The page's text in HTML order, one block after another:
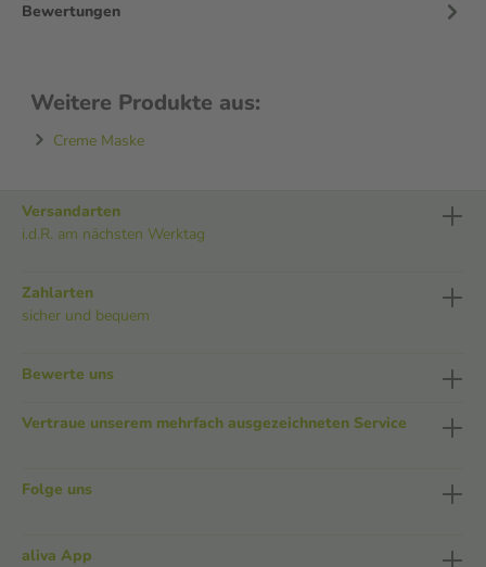
Bewertungen
Weitere Produkte aus:
Creme Maske
Versandarten
i.d.R. am nächsten Werktag
Zahlarten
sicher und bequem
Bewerte uns
Vertraue unserem mehrfach ausgezeichneten Service
Folge uns
aliva App